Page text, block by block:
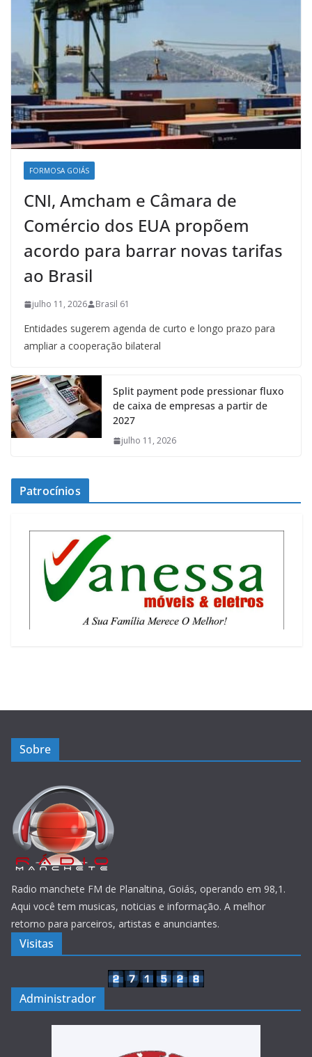
FORMOSA GOIÁS
CNI, Amcham e Câmara de
Comércio dos EUA propõem
acordo para barrar novas tarifas
ao Brasil
julho 11, 2026 Brasil 61
Entidades sugerem agenda de curto e longo prazo para
ampliar a cooperação bilateral
Split payment pode pressionar fluxo
de caixa de empresas a partir de
2027
julho 11, 2026
Patrocínios
Sobre
Radio manchete FM de Planaltina, Goiás, operando em 98,1.
Aqui você tem musicas, noticias e informação. A melhor
retorno para parceiros, artistas e anunciantes.
Visitas
Administrador